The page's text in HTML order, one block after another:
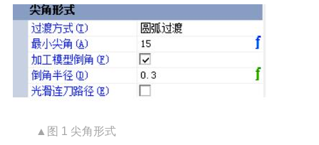
▲图 1 尖角形式